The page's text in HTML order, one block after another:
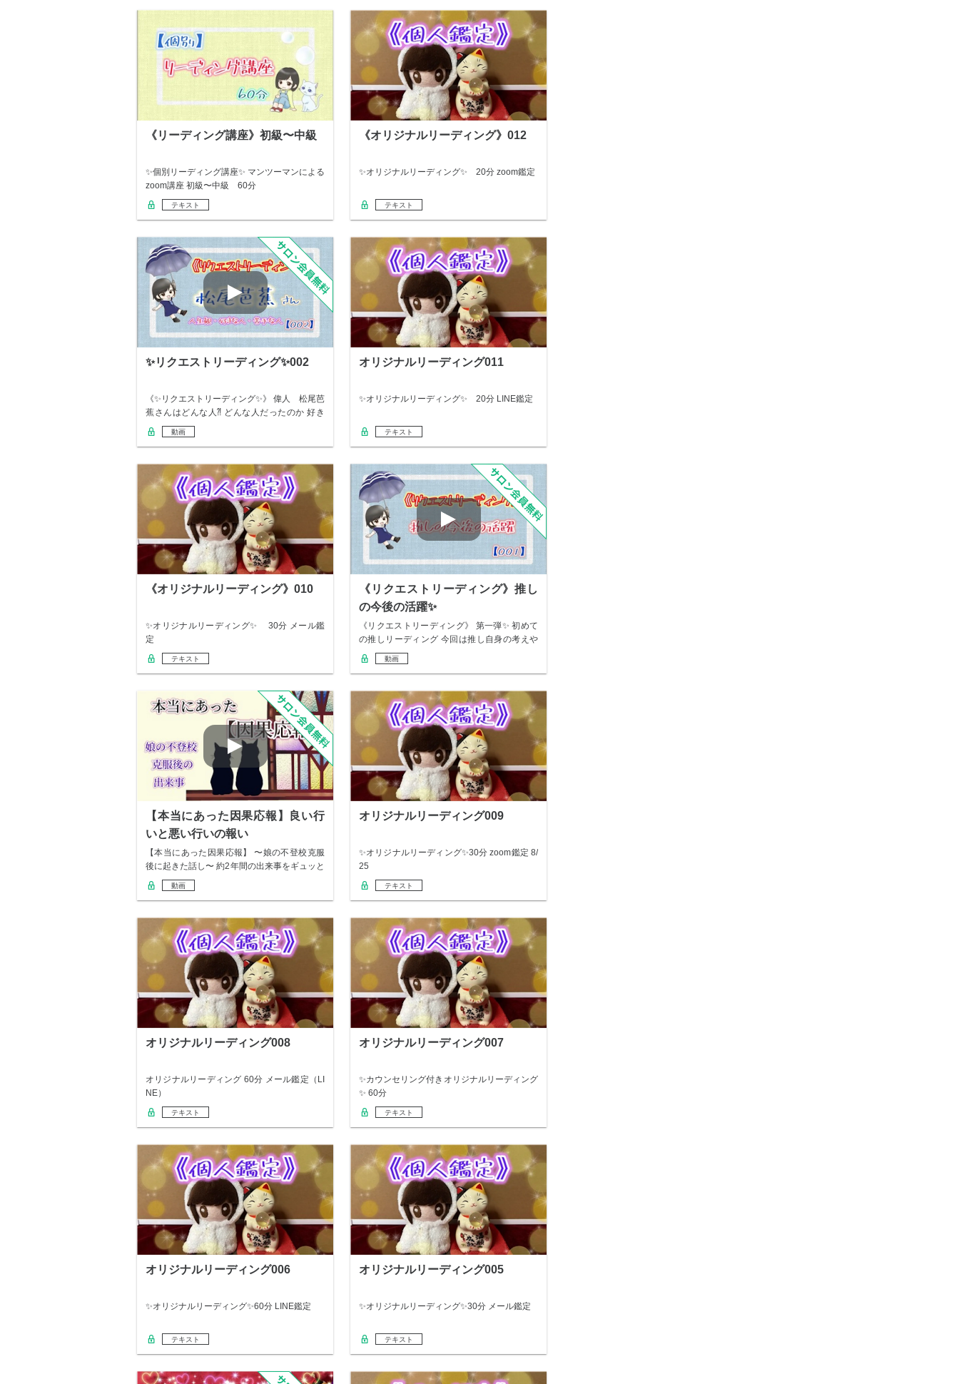
《リーディング講座》初級〜中級
✨個別リーディング講座✨ マンツーマンによる
zoom講座 初級〜中級 60分
テキスト
《オリジナルリーディング》012
✨オリジナルリーディング✨ 20分 zoom鑑定
テキスト
✨リクエストリーディング✨002
《✨リクエストリーディング✨》 偉人 松尾芭
蕉さんはどんな人⁈ どんな人だったのか 好き
な…
動画
オリジナルリーディング011
✨オリジナルリーディング✨ 20分 LINE鑑定
テキスト
《オリジナルリーディング》010
✨オリジナルリーディング✨ 30分 メール鑑
定
テキスト
《リクエストリーディング》推し
の今後の活躍✨
《リクエストリーディング》 第一弾✨ 初めて
の推しリーディング 今回は推し自身の考えや
思い…
動画
【本当にあった因果応報】良い行
いと悪い行いの報い
【本当にあった因果応報】 〜娘の不登校克服
後に起きた話し〜 約2年間の出来事をギュッと
30…
動画
オリジナルリーディング009
✨オリジナルリーディング✨30分 zoom鑑定 8/
25
テキスト
オリジナルリーディング008
オリジナルリーディング 60分 メール鑑定（LI
NE）
テキスト
オリジナルリーディング007
✨カウンセリング付きオリジナルリーディング
✨ 60分
テキスト
オリジナルリーディング006
✨オリジナルリーディング✨60分 LINE鑑定
テキスト
オリジナルリーディング005
✨オリジナルリーディング✨30分 メール鑑定
テキスト